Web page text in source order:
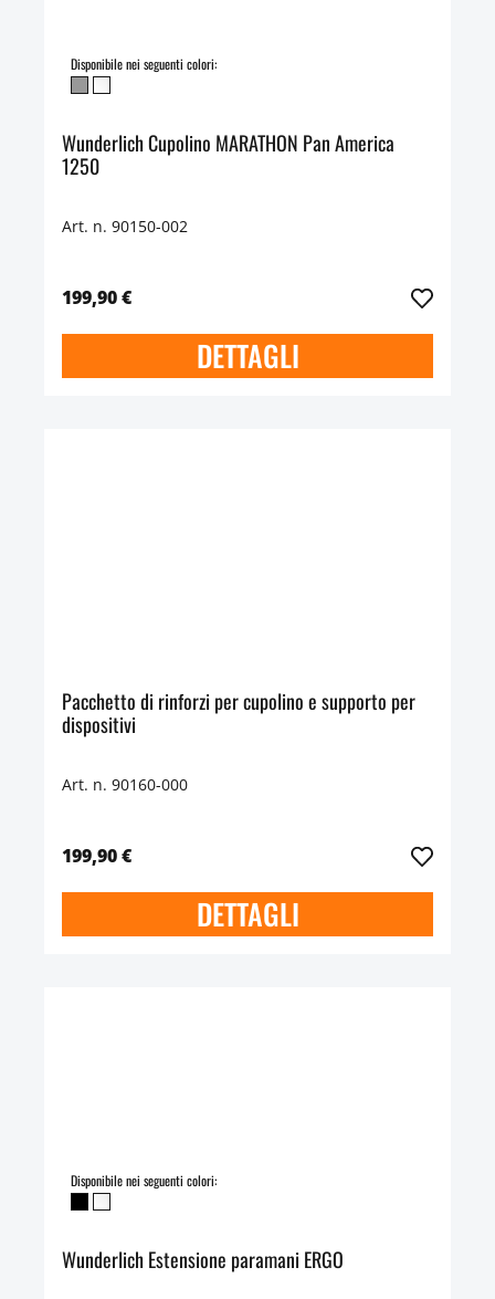
Disponibile nei seguenti colori:
Wunderlich Cupolino MARATHON Pan America
1250
Art. n. 90150-002
199,90 €
DETTAGLI
Pacchetto di rinforzi per cupolino e supporto per
dispositivi
Art. n. 90160-000
199,90 €
DETTAGLI
Disponibile nei seguenti colori:
Wunderlich Estensione paramani ERGO